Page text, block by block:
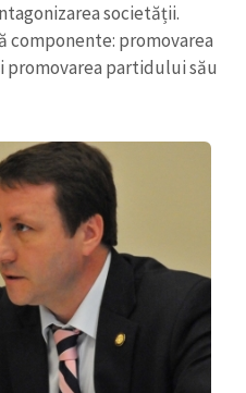
Despre ZdG
на русском
societății.
componente: promovarea
promovarea partidului său